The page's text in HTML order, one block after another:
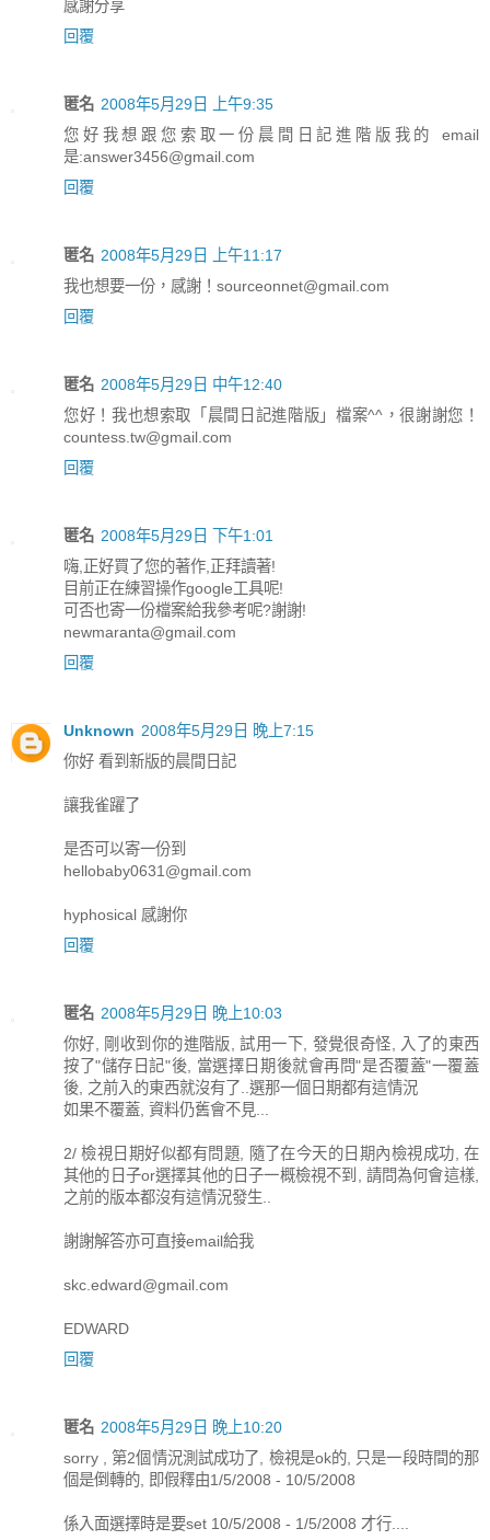
感謝分享
回覆
匿名 2008年5月29日 上午9:35
您好我想跟您索取一份晨間日記進階版我的 email
是:answer3456@gmail.com
回覆
匿名 2008年5月29日 上午11:17
我也想要一份，感謝！sourceonnet@gmail.com
回覆
匿名 2008年5月29日 中午12:40
您好！我也想索取「晨間日記進階版」檔案^^，很謝謝您！
countess.tw@gmail.com
回覆
匿名 2008年5月29日 下午1:01
嗨,正好買了您的著作,正拜讀著!
目前正在練習操作google工具呢!
可否也寄一份檔案給我參考呢?謝謝!
newmaranta@gmail.com
回覆
Unknown 2008年5月29日 晚上7:15
你好 看到新版的晨間日記
讓我雀躍了
是否可以寄一份到
hellobaby0631@gmail.com
hyphosical 感謝你
回覆
匿名 2008年5月29日 晚上10:03
你好, 剛收到你的進階版, 試用一下, 發覺很奇怪, 入了的東西
按了"儲存日記"後, 當選擇日期後就會再問"是否覆蓋"一覆蓋
後, 之前入的東西就沒有了..選那一個日期都有這情況
如果不覆蓋, 資料仍舊會不見...
2/ 檢視日期好似都有問題, 隨了在今天的日期內檢視成功, 在
其他的日子or選擇其他的日子一概檢視不到, 請問為何會這樣,
之前的版本都沒有這情況發生..
謝謝解答亦可直接email給我
skc.edward@gmail.com
EDWARD
回覆
匿名 2008年5月29日 晚上10:20
sorry , 第2個情況測試成功了, 檢視是ok的, 只是一段時間的那
個是倒轉的, 即假釋由1/5/2008 - 10/5/2008
係入面選擇時是要set 10/5/2008 - 1/5/2008 才行....